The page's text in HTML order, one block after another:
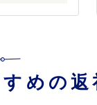
めの返